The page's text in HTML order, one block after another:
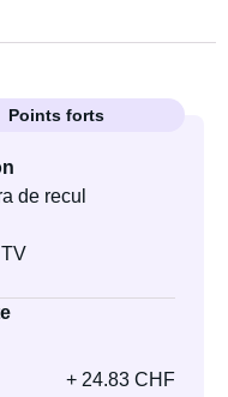
Points forts
de recul
TV
+ 24.83 CHF